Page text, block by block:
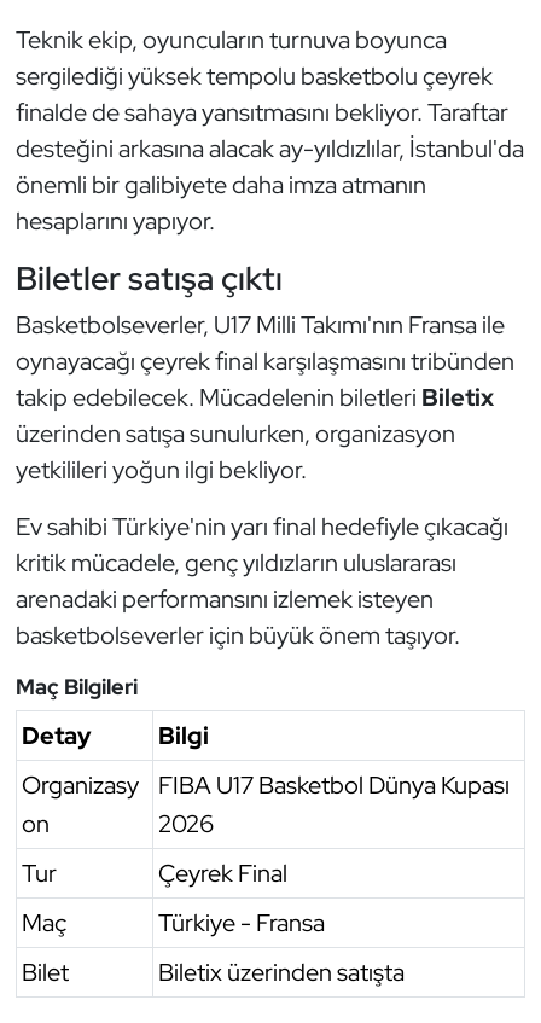
Teknik ekip, oyuncuların turnuva boyunca
sergilediği yüksek tempolu basketbolu çeyrek
finalde de sahaya yansıtmasını bekliyor. Taraftar
desteğini arkasına alacak ay-yıldızlılar, İstanbul'da
önemli bir galibiyete daha imza atmanın
hesaplarını yapıyor.
Biletler satışa çıktı
Basketbolseverler, U17 Milli Takımı'nın Fransa ile
oynayacağı çeyrek final karşılaşmasını tribünden
takip edebilecek. Mücadelenin biletleri Biletix
üzerinden satışa sunulurken, organizasyon
yetkilileri yoğun ilgi bekliyor.
Ev sahibi Türkiye'nin yarı final hedefiyle çıkacağı
kritik mücadele, genç yıldızların uluslararası
arenadaki performansını izlemek isteyen
basketbolseverler için büyük önem taşıyor.
Maç Bilgileri
Detay
Bilgi
Organizasy
on
FIBA U17 Basketbol Dünya Kupası
2026
Tur
Çeyrek Final
Maç
Türkiye - Fransa
Bilet
Biletix üzerinden satışta
Kick Boks
Kürek
Masa Tenisi
Modern Pentatlon
Motor Sporları
Muay Thai
Okçuluk
Optimist
Oryantiring
Özel Sporcular
Paralimpik
Ragbi
Satranç
Sualtı Sporları
Tekvando